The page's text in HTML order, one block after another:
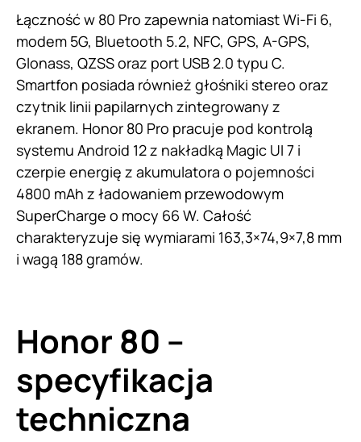
Łączność w 80 Pro zapewnia natomiast Wi-Fi 6,
modem 5G, Bluetooth 5.2, NFC, GPS, A-GPS,
Glonass, QZSS oraz port USB 2.0 typu C.
Smartfon posiada również głośniki stereo oraz
czytnik linii papilarnych zintegrowany z
ekranem. Honor 80 Pro pracuje pod kontrolą
systemu Android 12 z nakładką Magic UI 7 i
czerpie energię z akumulatora o pojemności
4800 mAh z ładowaniem przewodowym
SuperCharge o mocy 66 W. Całość
charakteryzuje się wymiarami 163,3×74,9×7,8 mm
i wagą 188 gramów.
Honor 80 –
specyfikacja
techniczna